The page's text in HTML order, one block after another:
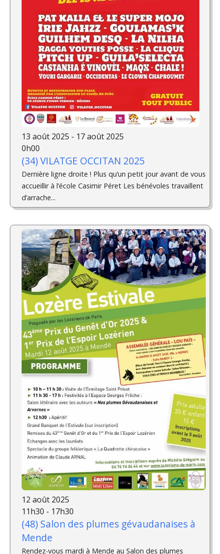
13 août 2025 - 17 août 2025
0h00
(34) VILATGE OCCITAN 2025
Dernière ligne droite ! Plus qu’un petit jour avant de vous
accueillir à l’école Casimir Péret Les bénévoles travaillent
d’arrache...
12 août 2025
11h30 - 17h30
(48) Salon des plumes gévaudanaises à
Mende
Rendez-vous mardi à Mende au Salon des plumes